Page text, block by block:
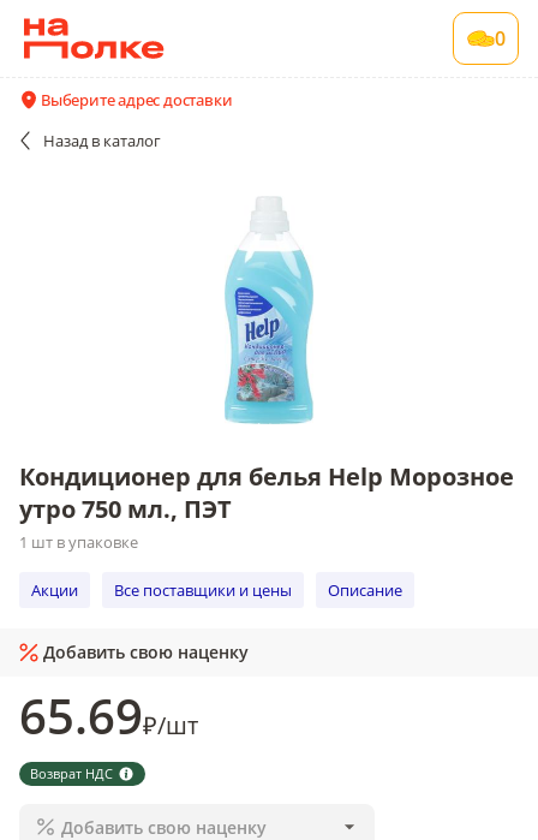
0
Выберите адрес доставки
Назад в каталог
Кондиционер для белья Help Морозное утро
750 мл., ПЭТ
Кондиционер для белья Help Морозное
утро 750 мл., ПЭТ
1 шт в упаковке
Акции Все поставщики и цены Описание
Добавить свою наценку
65.69₽/шт
Возврат НДС
Добавить свою наценку